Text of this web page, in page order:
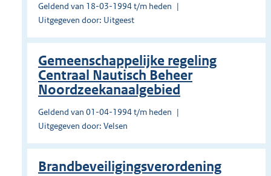
Geldend van 18-03-1994 t/m heden
Uitgegeven door: Uitgeest
Gemeenschappelijke regeling
Centraal Nautisch Beheer
Noordzeekanaalgebied
Geldend van 01-04-1994 t/m heden
Uitgegeven door: Velsen
Brandbeveiligingsverordening